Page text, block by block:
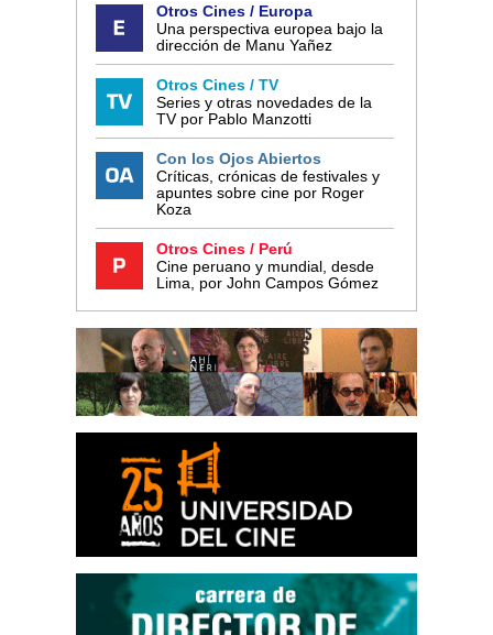
Otros Cines / Europa
Una perspectiva europea bajo la
dirección de Manu Yañez
Otros Cines / TV
Series y otras novedades de la
TV por Pablo Manzotti
Con los Ojos Abiertos
Críticas, crónicas de festivales y
apuntes sobre cine por Roger
Koza
Otros Cines / Perú
Cine peruano y mundial, desde
Lima, por John Campos Gómez